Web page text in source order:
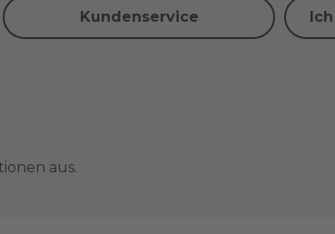
Kundenservice
aus.